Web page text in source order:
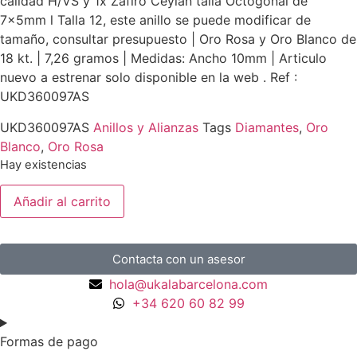
7x5mm l Talla 12, este anillo se puede modificar de
tamaño, consultar presupuesto | Oro Rosa y Oro Blanco de
18 kt. | 7,26 gramos | Medidas: Ancho 10mm | Articulo
nuevo a estrenar solo disponible en la web . Ref :
UKD360097AS
UKD360097AS Anillos y Alianzas Tags Diamantes, Oro
Blanco, Oro Rosa
Hay existencias
Añadir al carrito
Contacta con un asesor
hola@ukalabarcelona.com
+34 620 60 82 99
Formas de pago